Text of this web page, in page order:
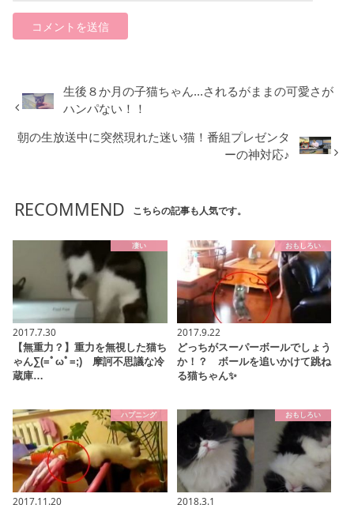
生後８か月の子猫ちゃん...されるがままの可愛さが
ハンパない！！
朝の生放送中に突然現れた迷い猫！番組プレゼンタ
ーの神対応♪
RECOMMEND こちらの記事も人気です。
凄い
2017.7.30
【無重力？】重力を無視した猫ち
ゃん∑(=ﾟωﾟ=;) 摩訶不思議な冷
蔵庫…
おもしろい
2017.9.22
どっちがスーパーボールでしょう
か！？ ボールを追いかけて跳ね
る猫ちゃん✨
ハプニング
2017.11.20
おもしろい
2018.3.1